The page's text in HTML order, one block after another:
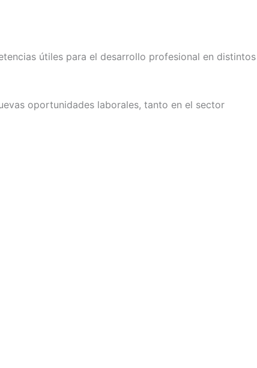
útiles para el desarrollo profesional en distintos
oportunidades laborales, tanto en el sector